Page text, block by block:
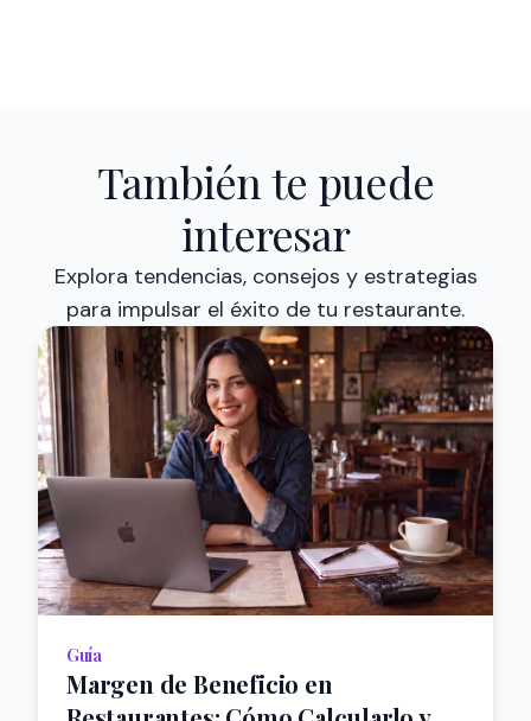
También te puede
interesar
Explora tendencias, consejos y estrategias
para impulsar el éxito de tu restaurante.
Guía
Margen de Beneficio en